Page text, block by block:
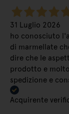
31 Luglio 2026
ho conosciuto
di marmellate
dire che le
prodotto e
spedizione e
Acquirente